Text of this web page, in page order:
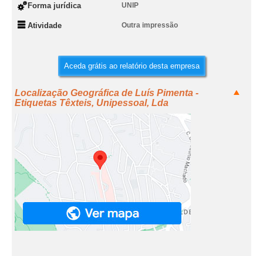
Forma jurídica UNIP
Atividade Outra impressão
Aceda grátis ao relatório desta empresa
Localização Geográfica de Luís Pimenta -
Etiquetas Têxteis, Unipessoal, Lda